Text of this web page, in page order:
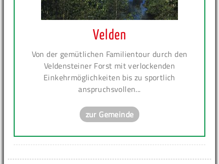
Velden
Von der gemütlichen Familientour durch den
Veldensteiner Forst mit verlockenden
Einkehrmöglichkeiten bis zu sportlich
anspruchsvollen...
zur Gemeinde